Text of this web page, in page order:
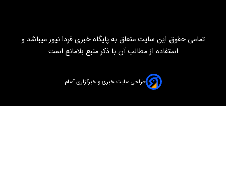
تمامی حقوق این سایت متعلق به پایگاه خبری فردا نیوز میباشد و
استفاده از مطالب آن با ذکر منبع بلامانع است
طراحی سایت خبری و خبرگزاری آسام